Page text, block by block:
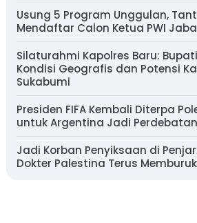
Usung 5 Program Unggulan,
Mendaftar Calon Ketua PWI
Silaturahmi Kapolres Baru:
Kondisi Geografis dan Potensi
Sukabumi
Presiden FIFA Kembali Diterpa
untuk Argentina Jadi Perdebatan
Jadi Korban Penyiksaan di
Dokter Palestina Terus Memburuk